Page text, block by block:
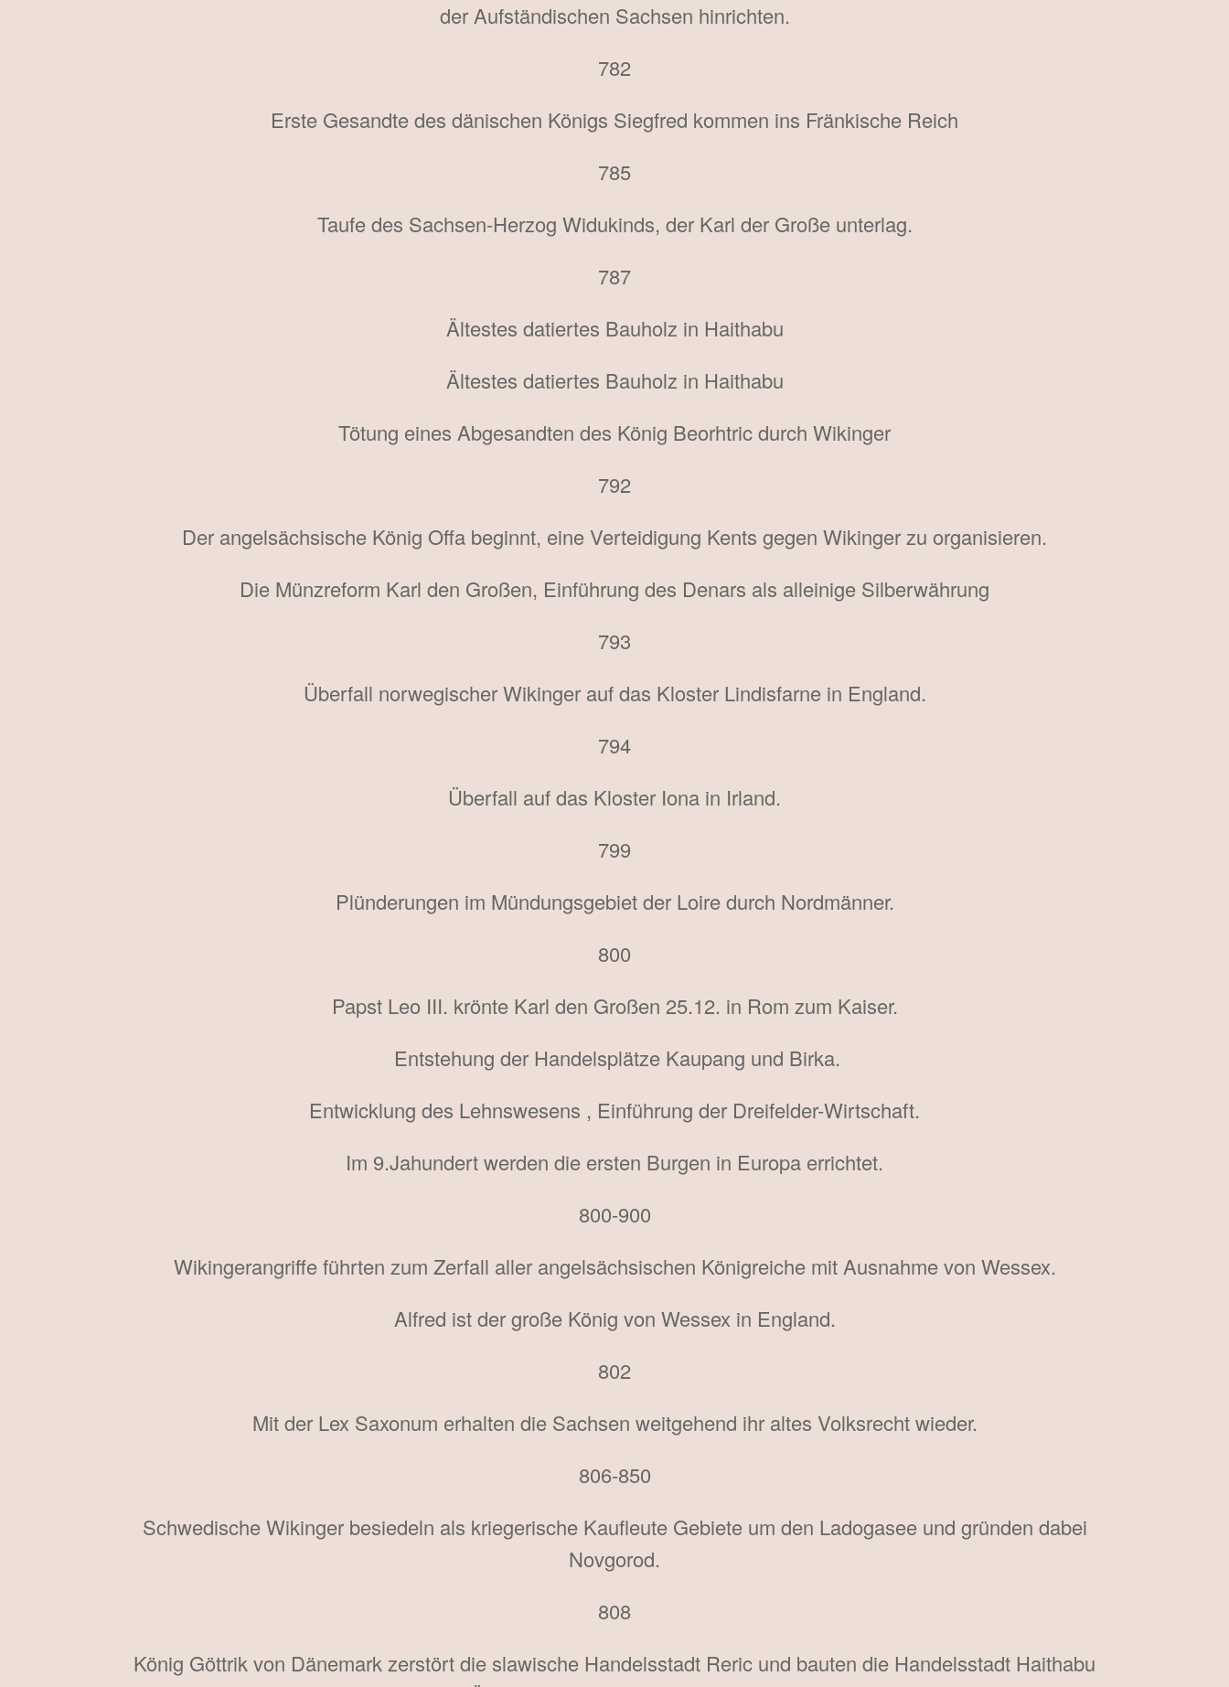
der Aufständischen Sachsen hinrichten.
782
Erste Gesandte des dänischen Königs Siegfred kommen ins Fränkische Reich
785
Taufe des Sachsen-Herzog Widukinds, der Karl der Große unterlag.
787
Ältestes datiertes Bauholz in Haithabu
Ältestes datiertes Bauholz in Haithabu
Tötung eines Abgesandten des König Beorhtric durch Wikinger
792
Der angelsächsische König Offa beginnt, eine Verteidigung Kents gegen Wikinger zu organisieren.
Die Münzreform Karl den Großen, Einführung des Denars als alleinige Silberwährung
793
Überfall norwegischer Wikinger auf das Kloster Lindisfarne in England.
794
Überfall auf das Kloster Iona in Irland.
799
Plünderungen im Mündungsgebiet der Loire durch Nordmänner.
800
Papst Leo III. krönte Karl den Großen 25.12. in Rom zum Kaiser.
Entstehung der Handelsplätze Kaupang und Birka.
Entwicklung des Lehnswesens , Einführung der Dreifelder-Wirtschaft.
Im 9.Jahundert werden die ersten Burgen in Europa errichtet.
800-900
Wikingerangriffe führten zum Zerfall aller angelsächsischen Königreiche mit Ausnahme von Wessex.
Alfred ist der große König von Wessex in England.
802
Mit der Lex Saxonum erhalten die Sachsen weitgehend ihr altes Volksrecht wieder.
806-850
Schwedische Wikinger besiedeln als kriegerische Kaufleute Gebiete um den Ladogasee und gründen dabei
Novgorod.
808
König Göttrik von Dänemark zerstört die slawische Handelsstadt Reric und bauten die Handelsstadt Haithabu